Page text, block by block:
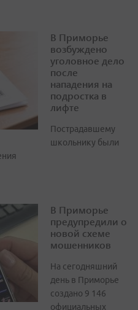
В Приморье
возбуждено
уголовное дело
после
нападения на
подростка в
лифте
Пострадавшему
школьнику были
В Приморье
предупредили о
новой схеме
мошенников
На сегодняшний
день в Приморье
создано 9 146
официальных